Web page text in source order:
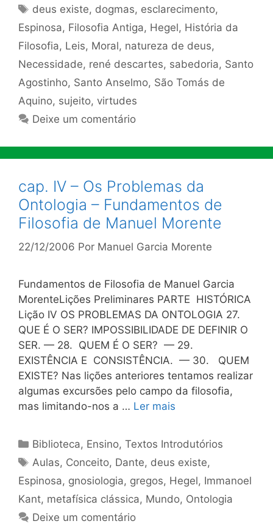
Tags
deus existe, dogmas, esclarecimento,
Espinosa, Filosofia Antiga, Hegel, História da
Filosofia, Leis, Moral, natureza de deus,
Necessidade, rené descartes, sabedoria, Santo
Agostinho, Santo Anselmo, São Tomás de
Aquino, sujeito, virtudes
Deixe um comentário
cap. IV – Os Problemas da
Ontologia – Fundamentos de
Filosofia de Manuel Morente
22/12/2006 Por Manuel Garcia Morente
Fundamentos de Filosofia de Manuel Garcia
MorenteLições Preliminares PARTE HISTÓRICA
Lição IV OS PROBLEMAS DA ONTOLOGIA 27.
QUE É O SER? IMPOSSIBILIDADE DE DEFINIR O
SER. — 28. QUEM É O SER? — 29.
EXISTÊNCIA E CONSISTÊNCIA. — 30. QUEM
EXISTE? Nas lições anteriores tentamos realizar
algumas excursões pelo campo da filosofia,
mas limitando-nos a … Ler mais
Categorias
Biblioteca, Ensino,Textos Introdutórios
Tags
Aulas, Conceito, Dante, deus existe,
Espinosa, gnosiologia, gregos, Hegel, Immanoel
Kant, metafísica clássica, Mundo, Ontologia
Deixe um comentário